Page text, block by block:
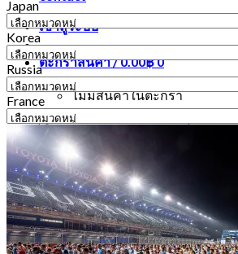
เข้าสู่ระบบ
ตะกร้าสินค้า /0.00฿0
ไม่มีสินค้าในตะกร้า
ค้นหา:
0
ตะกร้าสินค้า
ไม่มีสินค้าในตะกร้า
Japan
Japan
Korea
Korea
Russia
Russia
France
France